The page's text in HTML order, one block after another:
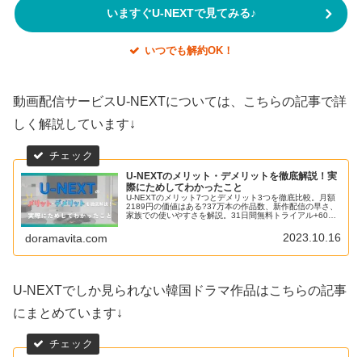
いますぐU-NEXTで見てみる♪
いつでも解約OK！
動画配信サービスU-NEXTについては、こちらの記事で詳
しく解説しています↓
U-NEXTのメリット・デメリットを徹底解説！実
際にためしてわかったこと
U-NEXTのメリット7つとデメリット3つを徹底比較。月額
2189円の価値はある?37万本の作品数、新作配信の早さ、
家族での使いやすさを解説。31日間無料トライアル+600
doramavita.com 2023.10.16
U-NEXTでしか見られない韓国ドラマ作品はこちらの記事
にまとめています↓